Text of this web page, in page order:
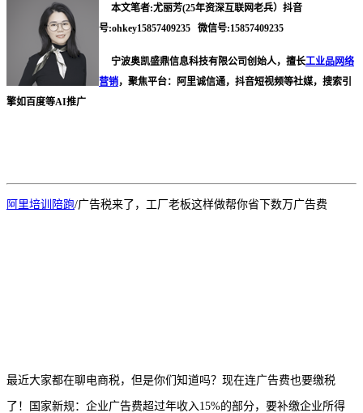
本文笔者:尤丽芳(25年资深互联网老兵） 抖音
号:ohkey15857409235 微信号:15857409235
宁波奥凯盛鼎信息科技有限公司创始人，擅长工业品网络
营销，聚焦平台：阿里诚信通，抖音短视频等社媒，搜索引
擎如百度等AI推广
阿里培训陪跑/广告税来了，工厂老板这样做帮你省下数万广告费
最近大家都在聊电商税，但是你们知道吗？现在连广告费也要缴税
了！国家新规：企业广告费超过年收入 15%的部分，要补缴企业所得